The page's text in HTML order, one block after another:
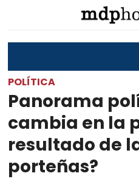
POLÍTICA
Panorama
cambia en la
resultado de
porteñas?